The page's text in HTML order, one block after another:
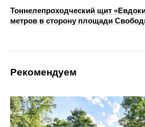
Тоннелепроходческий щит
метров в сторону площади
Рекомендуем